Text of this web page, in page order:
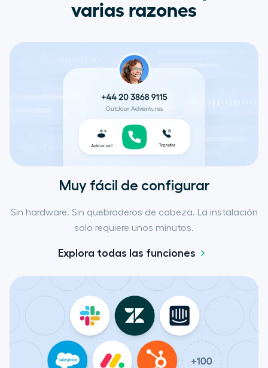
varias razones
Muy fácil de configurar
Sin hardware. Sin quebraderos de cabeza. La instalación
solo requiere unos minutos.
Explora todas las funciones